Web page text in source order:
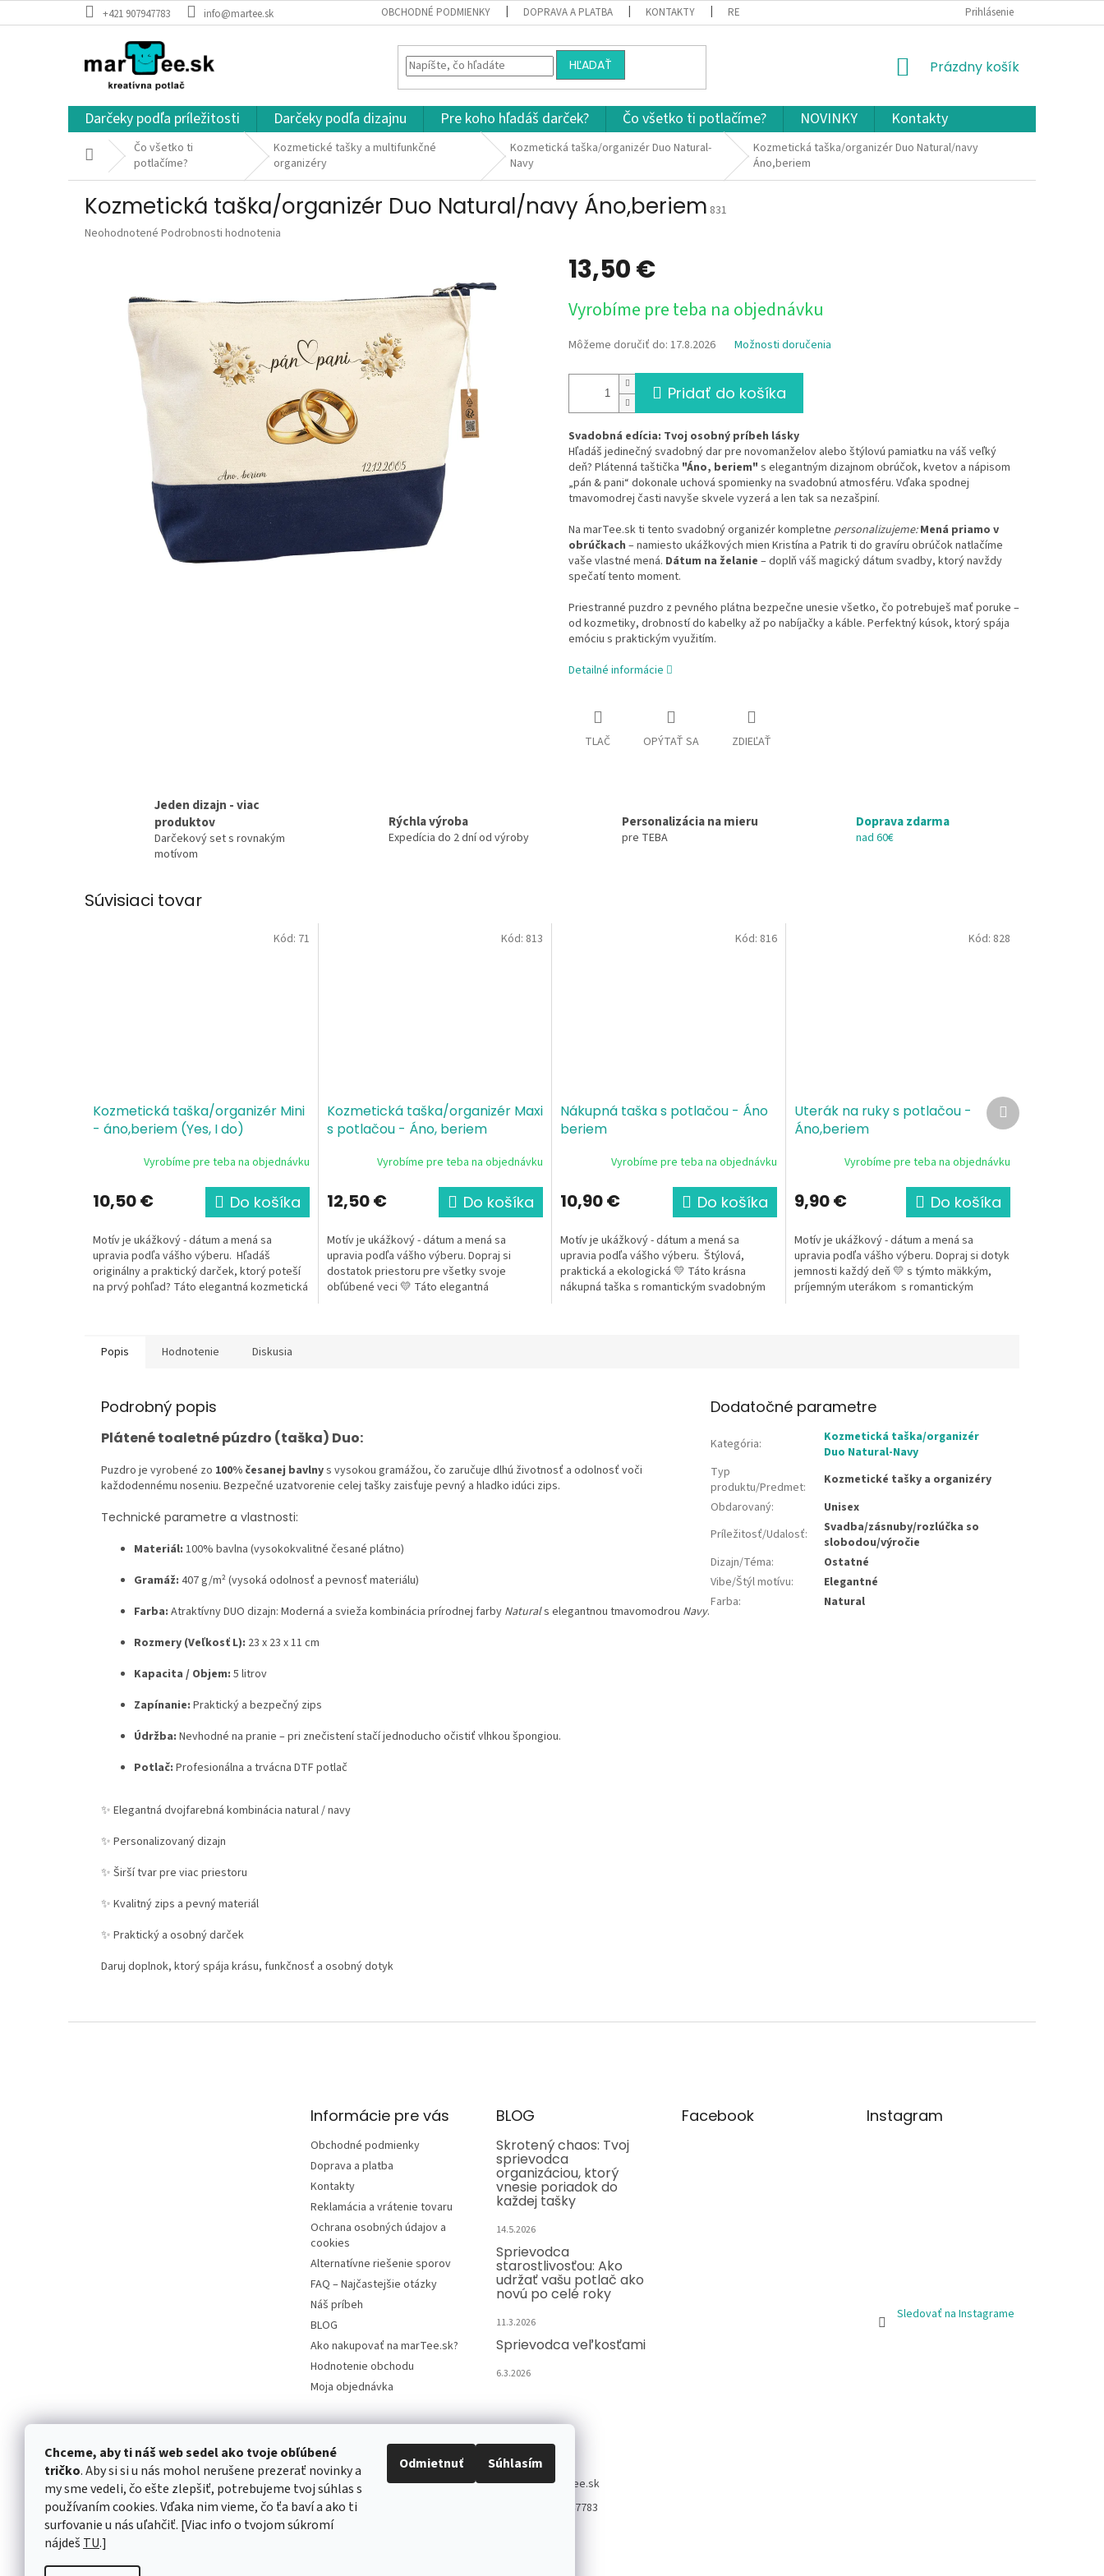
Chceme, aby ti náš web sedel ako tvoje obľúbené
tričko. Aby si si u nás mohol nerušene prezerať novinky a
my sme vedeli, čo ešte zlepšiť, potrebujeme tvoj súhlas s
používaním cookies. Vďaka nim vieme, čo ťa baví a ako ti
surfovanie u nás uľahčiť. [Viac info o tvojom súkromí
nájdeš TU.]
Odmietnuť Súhlasím
na
+421 907947783 info@martee.sk OBCHODNÉ PODMIENKY DOPRAVA A PLATBA KONTAKTY REKLAMÁCIA A VRÁTENIE TOVARU OCHRANA OSOBNÝCH ÚDAJOV A COOKIES
Prihlásenie
HĽADAŤ
NÁKUPNÝ
Prázdny košík
Darčeky podľa príležitosti Darčeky podľa dizajnu Pre koho hľadáš darček? Čo všetko ti potlačíme? NOVINKY Kontakty
Domov Čo všetko ti
potlačíme?
Kozmetické tašky a multifunkčné
organizéry
Kozmetická taška/organizér Duo Natural-
Navy
Kozmetická taška/organizér Duo Natural/navy
Áno,beriem
Kozmetická taška/organizér Duo Natural/navy Áno,beriem 831
Priemerné
hviezdičiek.
Neohodnotené Podrobnosti hodnotenia
13,50 €
cena:
Vyrobíme pre teba na objednávku
Môžeme doručiť do: 17.8.2026 Možnosti doručenia
Pridať do košíka
Svadobná edícia: Tvoj osobný príbeh lásky
Hľadáš jedinečný svadobný dar pre novomanželov alebo štýlovú pamiatku na váš veľký
deň? Plátenná taštička "Áno, beriem" s elegantným dizajnom obrúčok, kvetov a nápisom
„pán & pani“ dokonale uchová spomienky na svadobnú atmosféru. Vďaka spodnej
tmavomodrej časti navyše skvele vyzerá a len tak sa nezašpiní.
Na marTee.sk ti tento svadobný organizér kompletne personalizujeme:Mená priamo v
obrúčkach – namiesto ukážkových mien Kristína a Patrik ti do gravíru obrúčok natlačíme
vaše vlastné mená. Dátum na želanie – doplň váš magický dátum svadby, ktorý navždy
spečatí tento moment.
Priestranné puzdro z pevného plátna bezpečne unesie všetko, čo potrebuješ mať poruke –
od kozmetiky, drobností do kabelky až po nabíjačky a káble. Perfektný kúsok, ktorý spája
emóciu s praktickým využitím.
Detailné informácie
TLAČ OPÝTAŤ SA ZDIEĽAŤ
Jeden dizajn - viac
produktov
Darčekový set s rovnakým
motívom
Rýchla výroba
Expedícia do 2 dní od výroby
Personalizácia na mieru
pre TEBA
Doprava zdarma
nad 60€
Súvisiaci tovar
Kozmetická taška/organizér Mini
- áno,beriem (Yes, I do)
Vyrobíme pre teba na objednávku
10,50 € Do košíka
Motív je ukážkový - dátum a mená sa
upravia podľa vášho výberu. Hľadáš
originálny a praktický darček, ktorý poteší
na prvý pohľad? Táto elegantná kozmetická
Kód: 71
Kozmetická taška/organizér Maxi
s potlačou - Áno, beriem
Vyrobíme pre teba na objednávku
12,50 € Do košíka
Motív je ukážkový - dátum a mená sa
upravia podľa vášho výberu. Dopraj si
dostatok priestoru pre všetky svoje
obľúbené veci 💛 Táto elegantná
Kód: 813
Nákupná taška s potlačou - Áno
beriem
Vyrobíme pre teba na objednávku
10,90 € Do košíka
Motív je ukážkový - dátum a mená sa
upravia podľa vášho výberu. Štýlová,
praktická a ekologická 💛 Táto krásna
nákupná taška s romantickým svadobným
Kód: 816
Uterák na ruky s potlačou -
Áno,beriem
Vyrobíme pre teba na objednávku
9,90 € Do košíka
Motív je ukážkový - dátum a mená sa
upravia podľa vášho výberu. Dopraj si dotyk
jemnosti každý deň 💛 s týmto mäkkým,
príjemným uterákom s romantickým
Kód: 828
Ďalší
produkt
Popis Hodnotenie Diskusia
Podrobný popis
Plátené toaletné púzdro (taška) Duo:
Puzdro je vyrobené zo 100% česanej bavlnys vysokou gramážou, čo zaručuje dlhú životnosť a odolnosť voči
každodennému noseniu. Bezpečné uzatvorenie celej tašky zaisťuje pevný a hladko idúci zips.
Technické parametre a vlastnosti:
Materiál: 100% bavlna (vysokokvalitné česané plátno)
Gramáž: 407 g/m² (vysoká odolnosť a pevnosť materiálu)
Farba: Atraktívny DUO dizajn: Moderná a svieža kombinácia prírodnej farby Naturals elegantnou tmavomodrou Navy.
Rozmery (Veľkosť L): 23 x 23 x 11 cm
Kapacita / Objem: 5 litrov
Zapínanie: Praktický a bezpečný zips
Údržba: Nevhodné na pranie – pri znečistení stačí jednoducho očistiť vlhkou špongiou.
Potlač: Profesionálna a trvácna DTF potlač
✨ Elegantná dvojfarebná kombinácia natural / navy
✨ Personalizovaný dizajn
✨ Širší tvar pre viac priestoru
✨ Kvalitný zips a pevný materiál
✨ Praktický a osobný darček
Daruj doplnok, ktorý spája krásu, funkčnosť a osobný dotyk
Dodatočné parametre
Kategória:
Kozmetická taška/organizér
Duo Natural-Navy
Typ
produktu/Predmet:
Kozmetické tašky a organizéry
Obdarovaný:
Unisex
Príležitosť/Udalosť:
Svadba/zásnuby/rozlúčka so
slobodou/výročie
Dizajn/Téma:
Ostatné
Vibe/Štýl motívu:
Elegantné
Farba: Natural
Informácie pre vás
Obchodné podmienky
Doprava a platba
Kontakty
Reklamácia a vrátenie tovaru
Ochrana osobných údajov a
cookies
Alternatívne riešenie sporov
FAQ – Najčastejšie otázky
Náš príbeh
BLOG
Ako nakupovať na marTee.sk?
Hodnotenie obchodu
Moja objednávka
BLOG
Skrotený chaos: Tvoj
sprievodca
organizáciou, ktorý
vnesie poriadok do
každej tašky
14.5.2026
Sprievodca
starostlivosťou: Ako
udržať vašu potlač ako
novú po celé roky
11.3.2026
Sprievodca veľkosťami
6.3.2026
Facebook Instagram
Sledovať na Instagrame
Kontakt
info@martee.sk
+421 907947783